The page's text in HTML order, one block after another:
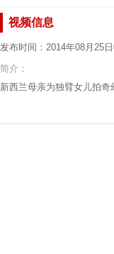
视频信息
发布时间：2014年08月
简介：
新西兰母亲为独臂女儿拍奇